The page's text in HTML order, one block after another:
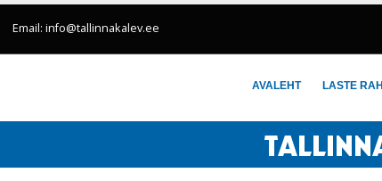
Email: info@tallinnakalev.ee
AVALEHT LASTE